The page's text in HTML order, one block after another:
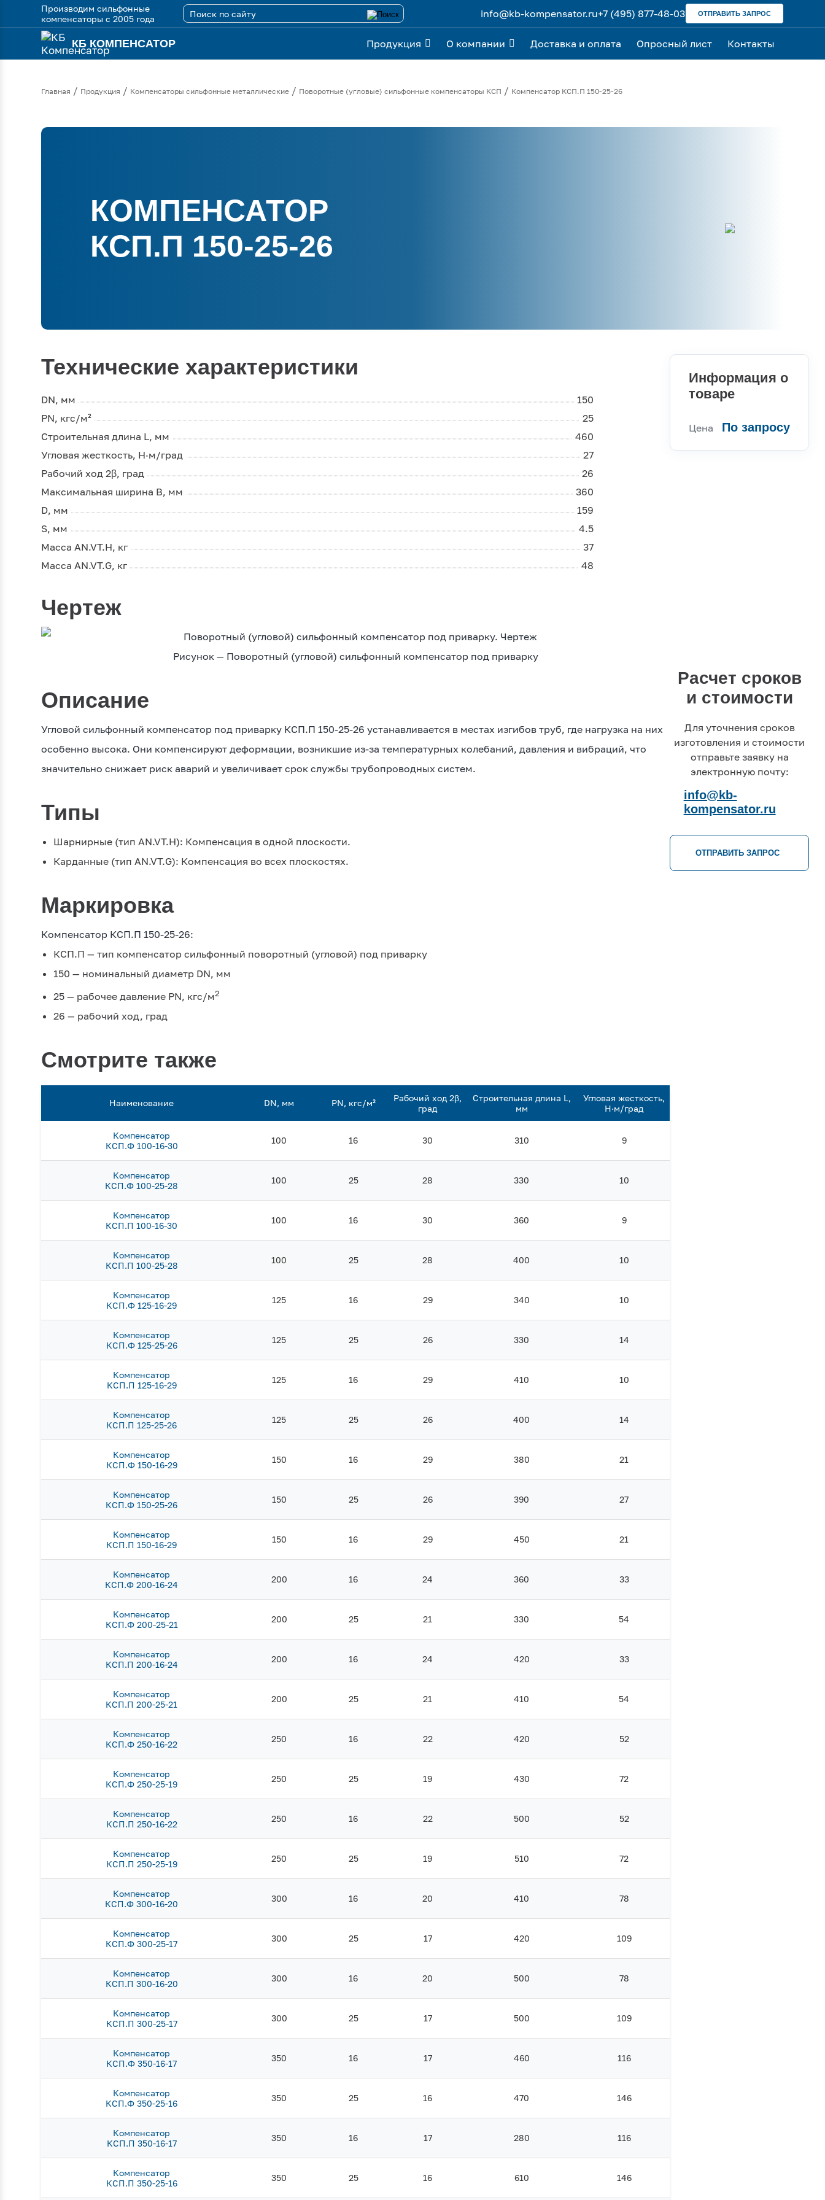
Производим сильфонные
компенсаторы с 2005 года
info@kb-kompensator.ru+7 (495) 877-48-03 ОТПРАВИТЬ ЗАПРОС
КБ КОМПЕНСАТОР Продукция О компании Доставка и оплата Опросный лист Контакты
Главная / Продукция / Компенсаторы сильфонные металлические / Поворотные (угловые) сильфонные компенсаторы КСП / Компенсатор КСП.П 150-25-26
КОМПЕНСАТОР
КСП.П 150-25-26
Технические характеристики
DN, мм
150
PN, кгс/м²
25
Строительная длина L, мм
460
Угловая жесткость, Н·м/град
27
Рабочий ход 2β, град
26
Максимальная ширина В, мм
360
D, мм
159
S, мм
4.5
Масса AN.VT.H, кг
37
Масса AN.VT.G, кг
48
Чертеж
Рисунок — Поворотный (угловой) сильфонный компенсатор под приварку
Описание
Угловой сильфонный компенсатор под приварку КСП.П 150-25-26 устанавливается в местах изгибов труб, где нагрузка на них
особенно высока. Они компенсируют деформации, возникшие из-за температурных колебаний, давления и вибраций, что
значительно снижает риск аварий и увеличивает срок службы трубопроводных систем.
Типы
Шарнирные (тип AN.VT.H): Компенсация в одной плоскости.
Карданные (тип AN.VT.G): Компенсация во всех плоскостях.
Маркировка
Компенсатор КСП.П 150-25-26:
КСП.П — тип компенсатор сильфонный поворотный (угловой) под приварку
150 — номинальный диаметр DN, мм
25 — рабочее давление PN, кгc/м2
26 — рабочий ход, град
Смотрите также
Наименование DN, мм PN, кгс/м²
Рабочий ход 2β,
град
Строительная длина L,
мм
Угловая жесткость,
Н·м/град
Компенсатор
КСП.Ф 100-16-30
100 16 30 310 9
Компенсатор
КСП.Ф 100-25-28
100 25 28 330 10
Компенсатор
КСП.П 100-16-30
100 16 30 360 9
Компенсатор
КСП.П 100-25-28
100 25 28 400 10
Компенсатор
КСП.Ф 125-16-29
125 16 29 340 10
Компенсатор
КСП.Ф 125-25-26
125 25 26 330 14
Компенсатор
КСП.П 125-16-29
125 16 29 410 10
Компенсатор
КСП.П 125-25-26
125 25 26 400 14
Компенсатор
КСП.Ф 150-16-29
150 16 29 380 21
Компенсатор
КСП.Ф 150-25-26
150 25 26 390 27
Компенсатор
КСП.П 150-16-29
150 16 29 450 21
Компенсатор
КСП.Ф 200-16-24
200 16 24 360 33
Компенсатор
КСП.Ф 200-25-21
200 25 21 330 54
Компенсатор
КСП.П 200-16-24
200 16 24 420 33
Компенсатор
КСП.П 200-25-21
200 25 21 410 54
Компенсатор
КСП.Ф 250-16-22
250 16 22 420 52
Компенсатор
КСП.Ф 250-25-19
250 25 19 430 72
Компенсатор
КСП.П 250-16-22
250 16 22 500 52
Компенсатор
КСП.П 250-25-19
250 25 19 510 72
Компенсатор
КСП.Ф 300-16-20
300 16 20 410 78
Компенсатор
КСП.Ф 300-25-17
300 25 17 420 109
Компенсатор
КСП.П 300-16-20
300 16 20 500 78
Компенсатор
КСП.П 300-25-17
300 25 17 500 109
Компенсатор
КСП.Ф 350-16-17
350 16 17 460 116
Компенсатор
КСП.Ф 350-25-16
350 25 16 470 146
Компенсатор
КСП.П 350-16-17
350 16 17 280 116
Компенсатор
КСП.П 350-25-16
350 25 16 610 146
Информация о
товаре
Цена По запросу
Расчет сроков
и стоимости
Для уточнения сроков
изготовления и стоимости
отправьте заявку на
электронную почту:
info@kb-
kompensator.ru
ОТПРАВИТЬ ЗАПРОС